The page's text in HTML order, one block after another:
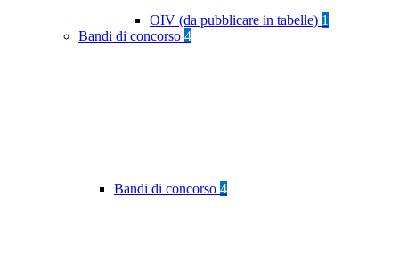
OIV (da pubblicare in tabelle) 1
Bandi di concorso 4
Bandi di concorso 4